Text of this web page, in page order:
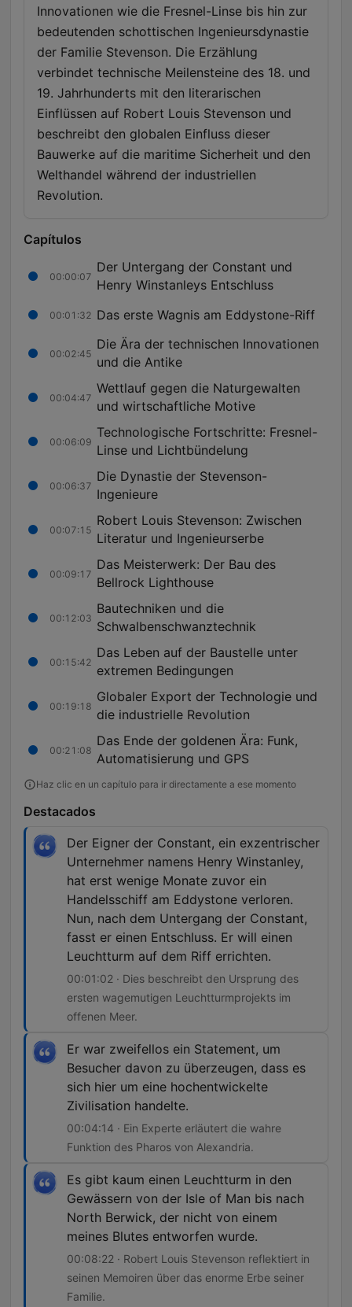
Innovationen wie die Fresnel-Linse bis hin zur
bedeutenden schottischen Ingenieursdynastie
der Familie Stevenson. Die Erzählung
verbindet technische Meilensteine des 18. und
19. Jahrhunderts mit den literarischen
Einflüssen auf Robert Louis Stevenson und
beschreibt den globalen Einfluss dieser
Bauwerke auf die maritime Sicherheit und den
Welthandel während der industriellen
Revolution.
Capítulos
00:00:07
Der Untergang der Constant und
Henry Winstanleys Entschluss
00:01:32 Das erste Wagnis am Eddystone-Riff
00:02:45
Die Ära der technischen Innovationen
und die Antike
00:04:47
Wettlauf gegen die Naturgewalten
und wirtschaftliche Motive
00:06:09
Technologische Fortschritte: Fresnel-
Linse und Lichtbündelung
00:06:37
Die Dynastie der Stevenson-
Ingenieure
00:07:15
Robert Louis Stevenson: Zwischen
Literatur und Ingenieurserbe
00:09:17
Das Meisterwerk: Der Bau des
Bellrock Lighthouse
00:12:03
Bautechniken und die
Schwalbenschwanztechnik
00:15:42
Das Leben auf der Baustelle unter
extremen Bedingungen
00:19:18
Globaler Export der Technologie und
die industrielle Revolution
00:21:08
Das Ende der goldenen Ära: Funk,
Automatisierung und GPS
Haz clic en un capítulo para ir directamente a ese momento
Destacados
Der Eigner der Constant, ein exzentrischer
Unternehmer namens Henry Winstanley,
hat erst wenige Monate zuvor ein
Handelsschiff am Eddystone verloren.
Nun, nach dem Untergang der Constant,
fasst er einen Entschluss. Er will einen
Leuchtturm auf dem Riff errichten.
00:01:02 · Dies beschreibt den Ursprung des
ersten wagemutigen Leuchtturmprojekts im
offenen Meer.
Er war zweifellos ein Statement, um
Besucher davon zu überzeugen, dass es
sich hier um eine hochentwickelte
Zivilisation handelte.
00:04:14 · Ein Experte erläutert die wahre
Funktion des Pharos von Alexandria.
Es gibt kaum einen Leuchtturm in den
Gewässern von der Isle of Man bis nach
North Berwick, der nicht von einem
meines Blutes entworfen wurde.
00:08:22 · Robert Louis Stevenson reflektiert in
seinen Memoiren über das enorme Erbe seiner
Familie.